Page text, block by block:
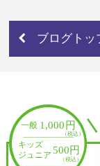
ブログトッ